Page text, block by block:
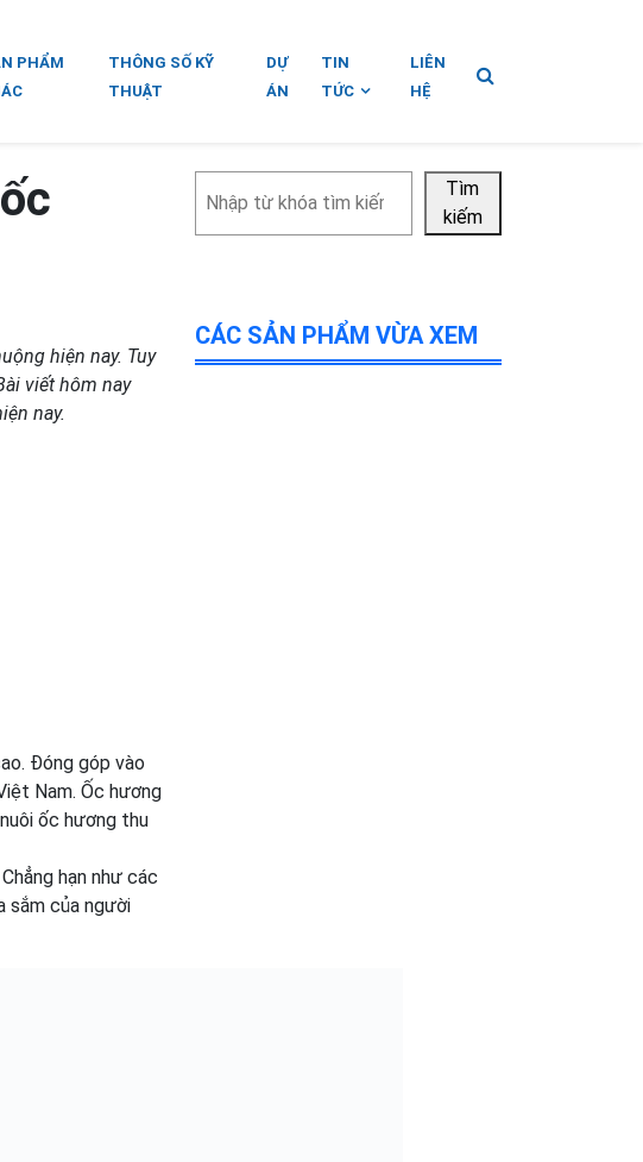
PHẨM
THÔNG SỐ KỸ
THUẬT
DỰ
ÁN
TIN
TỨC
LIÊN
HỆ
hiện nay. Tuy
viết hôm nay
nay.
Đóng góp vào
Nam. Ốc hương
ốc hương thu
hạn như các
sắm của người
kiếm
Tìm
kiếm
CÁC SẢN PHẨM VỪA XEM